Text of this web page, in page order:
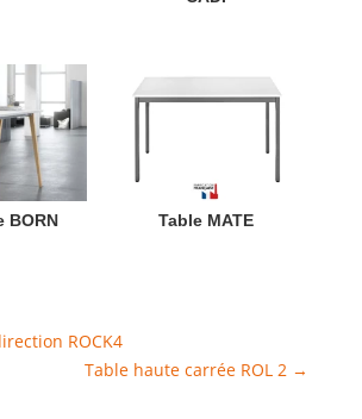
BORN Table MATE
ROCK4
Table haute carrée ROL 2 →